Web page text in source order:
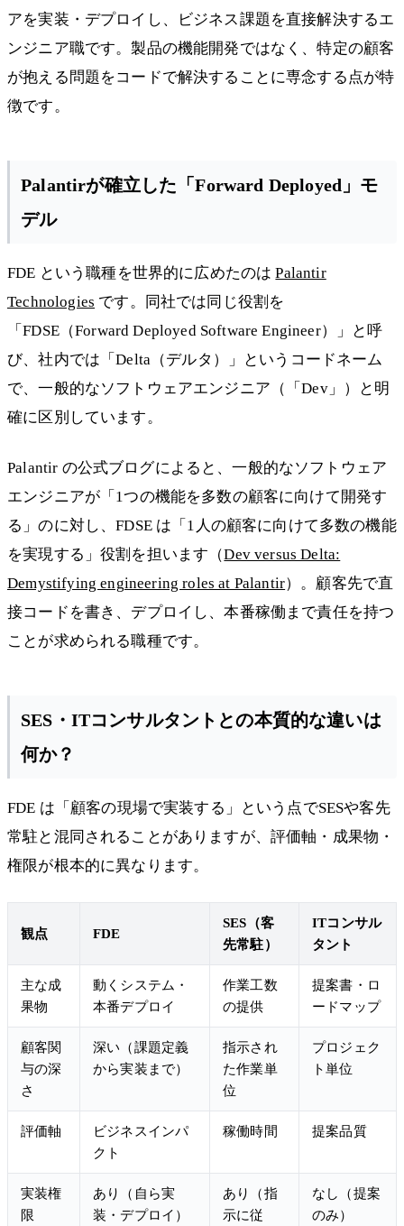
アを実装・デプロイし、ビジネス課題を直接解決するエ
ンジニア職です。製品の機能開発ではなく、特定の顧客
が抱える問題をコードで解決することに専念する点が特
徴です。
Palantirが確立した「Forward Deployed」モ
デル
FDE という職種を世界的に広めたのはPalantir
Technologies です。同社では同じ役割を
「FDSE（Forward Deployed Software Engineer）」と呼
び、社内では「Delta（デルタ）」というコードネーム
で、一般的なソフトウェアエンジニア（「Dev」）と明
確に区別しています。
Palantir の公式ブログによると、一般的なソフトウェア
エンジニアが「1つの機能を多数の顧客に向けて開発す
る」のに対し、FDSE は「1人の顧客に向けて多数の機能
を実現する」役割を担います（Dev versus Delta:
Demystifying engineering roles at Palantir）。顧客先で直
接コードを書き、デプロイし、本番稼働まで責任を持つ
ことが求められる職種です。
SES・ITコンサルタントとの本質的な違いは
何か？
FDE は「顧客の現場で実装する」という点でSESや客先
常駐と混同されることがありますが、評価軸・成果物・
権限が根本的に異なります。
観点 FDE
SES（客
先常駐）
ITコンサル
タント
主な成
果物
動くシステム・
本番デプロイ
作業工数
の提供
提案書・ロ
ードマップ
顧客関
与の深
さ
深い（課題定義
から実装まで）
指示され
た作業単
位
プロジェク
ト単位
評価軸
ビジネスインパ
クト
稼働時間 提案品質
実装権
限
あり（自ら実
装・デプロイ）
あり（指
示に従
なし（提案
のみ）